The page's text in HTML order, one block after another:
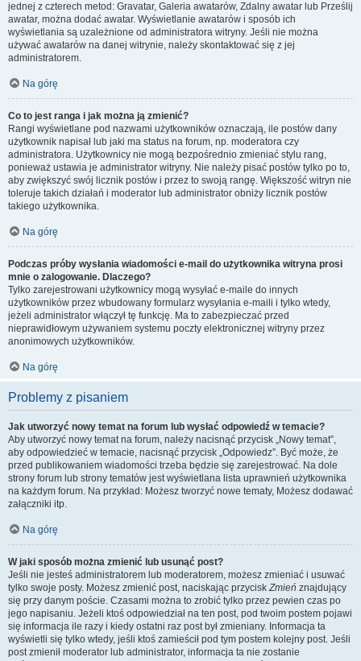
jednej z czterech metod: Gravatar, Galeria awatarów, Zdalny awatar lub Prześlij
awatar, można dodać awatar. Wyświetlanie awatarów i sposób ich
wyświetlania są uzależnione od administratora witryny. Jeśli nie można
używać awatarów na danej witrynie, należy skontaktować się z jej
administratorem.
Na górę
Co to jest ranga i jak można ją zmienić?
Rangi wyświetlane pod nazwami użytkowników oznaczają, ile postów dany
użytkownik napisał lub jaki ma status na forum, np. moderatora czy
administratora. Użytkownicy nie mogą bezpośrednio zmieniać stylu rang,
ponieważ ustawia je administrator witryny. Nie należy pisać postów tylko po to,
aby zwiększyć swój licznik postów i przez to swoją rangę. Większość witryn nie
toleruje takich działań i moderator lub administrator obniży licznik postów
takiego użytkownika.
Na górę
Podczas próby wysłania wiadomości e-mail do użytkownika witryna prosi
mnie o zalogowanie. Dlaczego?
Tylko zarejestrowani użytkownicy mogą wysyłać e-maile do innych
użytkowników przez wbudowany formularz wysyłania e-maili i tylko wtedy,
jeżeli administrator włączył tę funkcję. Ma to zabezpieczać przed
nieprawidłowym używaniem systemu poczty elektronicznej witryny przez
anonimowych użytkowników.
Na górę
Problemy z pisaniem
Jak utworzyć nowy temat na forum lub wysłać odpowiedź w temacie?
Aby utworzyć nowy temat na forum, należy nacisnąć przycisk „Nowy temat”,
aby odpowiedzieć w temacie, nacisnąć przycisk „Odpowiedz”. Być może, że
przed publikowaniem wiadomości trzeba będzie się zarejestrować. Na dole
strony forum lub strony tematów jest wyświetlana lista uprawnień użytkownika
na każdym forum. Na przykład: Możesz tworzyć nowe tematy, Możesz dodawać
załączniki itp.
Na górę
W jaki sposób można zmienić lub usunąć post?
Jeśli nie jesteś administratorem lub moderatorem, możesz zmieniać i usuwać
tylko swoje posty. Możesz zmienić post, naciskając przyciskZmień znajdujący
się przy danym poście. Czasami można to zrobić tylko przez pewien czas po
jego napisaniu. Jeżeli ktoś odpowiedział na ten post, pod twoim postem pojawi
się informacja ile razy i kiedy ostatni raz post był zmieniany. Informacja ta
wyświetli się tylko wtedy, jeśli ktoś zamieścił pod tym postem kolejny post. Jeśli
post zmienił moderator lub administrator, informacja ta nie zostanie